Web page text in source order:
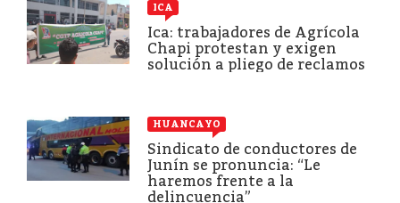
ICA
Ica: trabajadores de Agrícola
Chapi protestan y exigen
solución a pliego de reclamos
HUANCAYO
Sindicato de conductores de
Junín se pronuncia: “Le
haremos frente a la
delincuencia”